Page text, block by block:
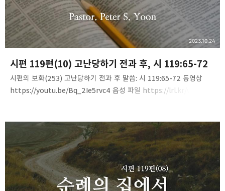
시편 119편(10) 고난당하기 전과 후, 시 119:65-72
2023.10.24
시편의 보화(253) 고난당하기 전과 후 말씀: 시 119:65-72 동영상
https://youtu.be/Bq_2Ie5rvc4 음성 파일 https://lrl.kr/weOc